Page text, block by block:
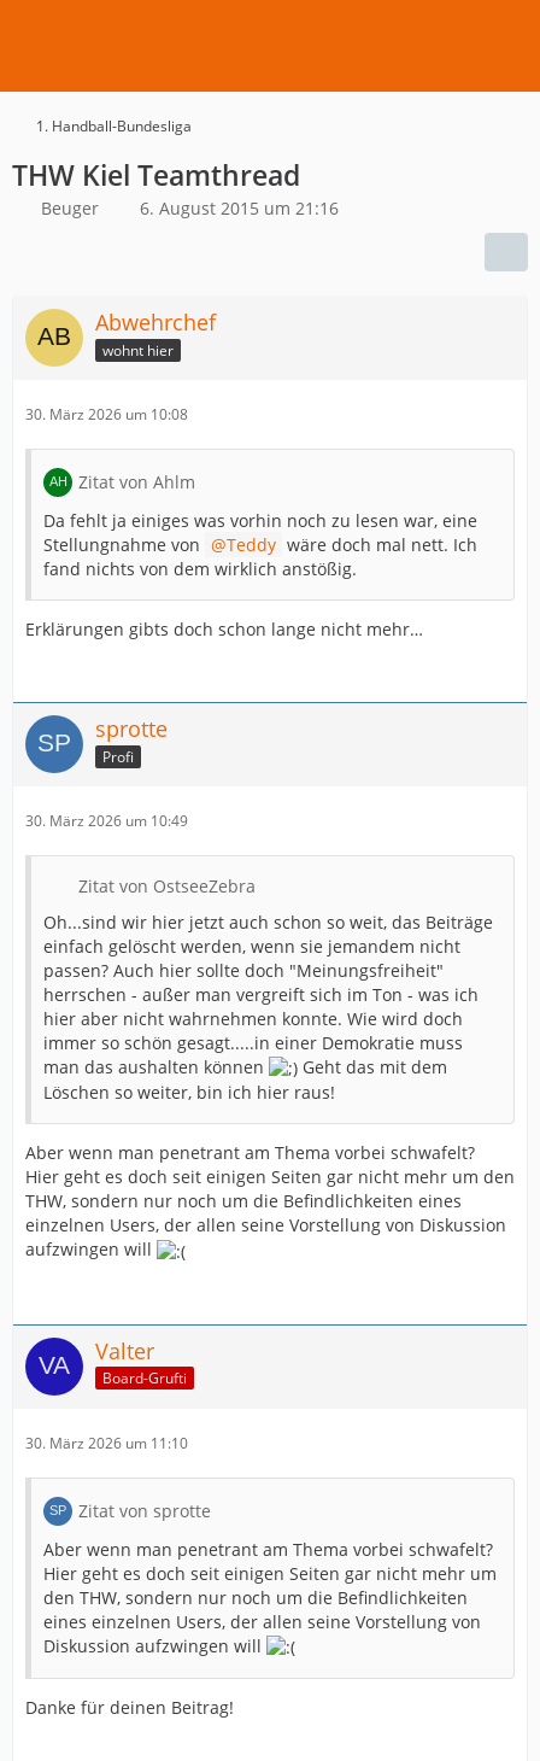
1. Handball-Bundesliga
THW Kiel Teamthread
Beuger 6. August 2015 um 21:16
Abwehrchef
wohnt hier
30. März 2026 um 10:08
Zitat von Ahlm
Da fehlt ja einiges was vorhin noch zu lesen war, eine
Stellungnahme von
Teddy wäre doch mal nett. Ich
fand nichts von dem wirklich anstößig.
Erklärungen gibts doch schon lange nicht mehr…
sprotte
Profi
30. März 2026 um 10:49
Zitat von OstseeZebra
Oh...sind wir hier jetzt auch schon so weit, das Beiträge
einfach gelöscht werden, wenn sie jemandem nicht
passen? Auch hier sollte doch "Meinungsfreiheit"
herrschen - außer man vergreift sich im Ton - was ich
hier aber nicht wahrnehmen konnte. Wie wird doch
immer so schön gesagt.....in einer Demokratie muss
man das aushalten können
Geht das mit dem
Löschen so weiter, bin ich hier raus!
Aber wenn man penetrant am Thema vorbei schwafelt?
Hier geht es doch seit einigen Seiten gar nicht mehr um den
THW, sondern nur noch um die Befindlichkeiten eines
einzelnen Users, der allen seine Vorstellung von Diskussion
aufzwingen will
Valter
Board-Grufti
30. März 2026 um 11:10
Zitat von sprotte
Aber wenn man penetrant am Thema vorbei schwafelt?
Hier geht es doch seit einigen Seiten gar nicht mehr um
den THW, sondern nur noch um die Befindlichkeiten
eines einzelnen Users, der allen seine Vorstellung von
Diskussion aufzwingen will
Danke für deinen Beitrag!